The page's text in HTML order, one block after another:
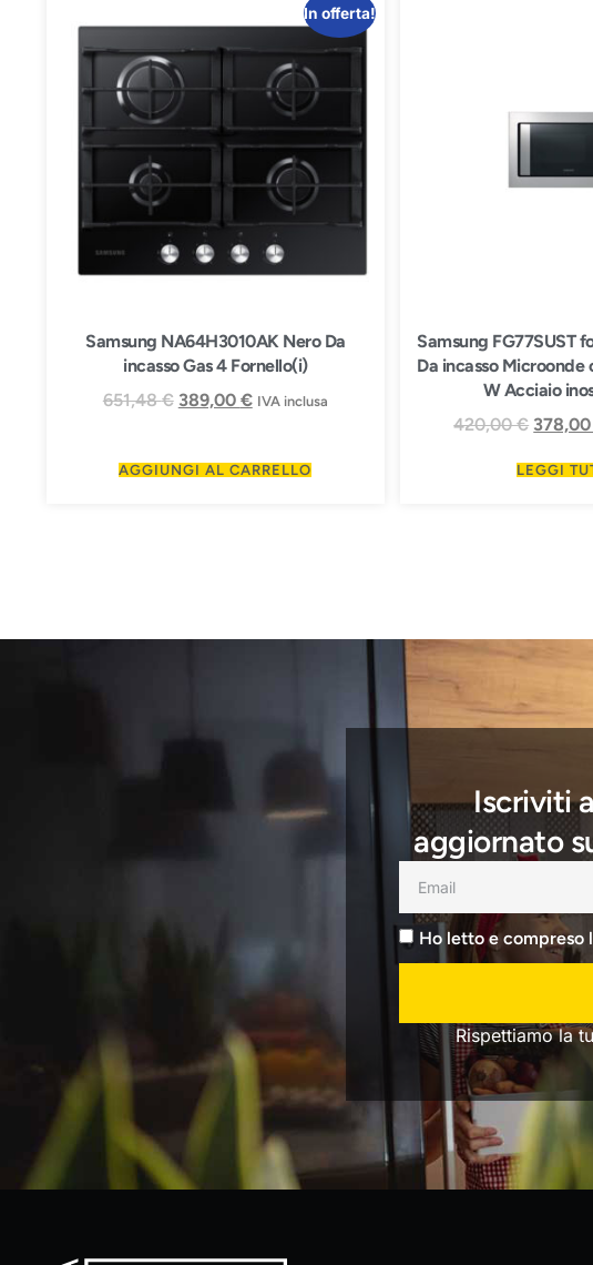
In offerta!
Samsung NA64H3010AK Nero Da
incasso Gas 4 Fornello(i)
651,48€ 389,00 € IVA inclusa
AGGIUNGI AL CARRELLO
Samsung FG77SUST
Da incasso Microonde
W Acciaio
420,00€
LEGGI
Iscriviti
aggiornato
Ho letto e compreso
Rispettiamo la